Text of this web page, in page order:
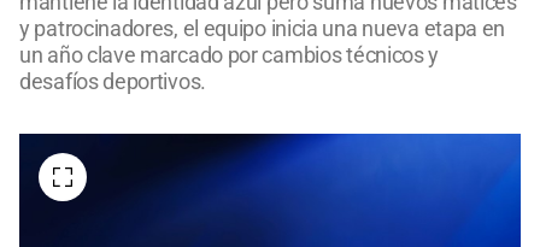
y patrocinadores, el equipo inicia una nueva etapa en
un año clave marcado por cambios técnicos y
desafíos deportivos.